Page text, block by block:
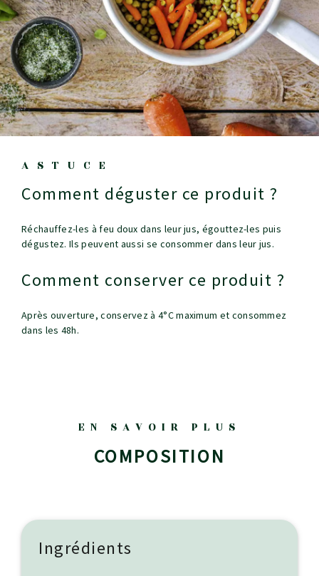
ASTUCE
Comment déguster ce produit ?
Réchauffez-les à feu doux dans leur jus, égouttez-les puis
dégustez. Ils peuvent aussi se consommer dans leur jus.
Comment conserver ce produit ?
Après ouverture, conservez à 4°C maximum et consommez
dans les 48h.
EN SAVOIR PLUS
COMPOSITION
Ingrédients